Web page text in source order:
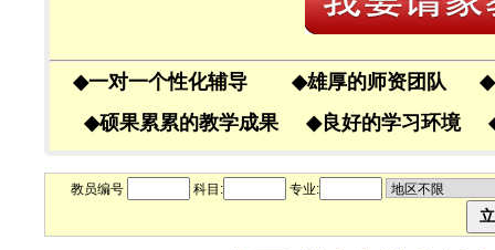
◆一对一个性化辅导 ◆雄厚的师资团队 ◆
◆硕果累累的教学成果 ◆良好的学习环境
教员编号 科目: 专业: